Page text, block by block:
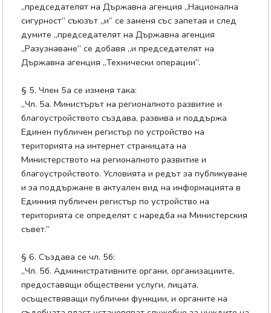
„председателят на Държавна агенция „Национална
сигурност“ съюзът „и“ се заменя със запетая и след
думите „председателят на Държавна агенция
„Разузнаване“ се добавя „и председателят на
Държавна агенция „Технически операции“.
§ 5. Член 5а се изменя така:
„Чл. 5а. Министърът на регионалното развитие и
благоустройството създава, развива и поддържа
Единен публичен регистър по устройство на
територията на интернет страницата на
Министерството на регионалното развитие и
благоустройството. Условията и редът за публикуване
и за поддържане в актуален вид на информацията в
Единния публичен регистър по устройство на
територията се определят с наредба на Министерския
съвет.”
§ 6. Създава се чл. 5б:
„Чл. 5б. Административните органи, организациите,
предоставящи обществени услуги, лицата,
осъществяващи публични функции, и органите на